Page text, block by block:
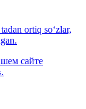
ortiq so‘zlar,
сайте